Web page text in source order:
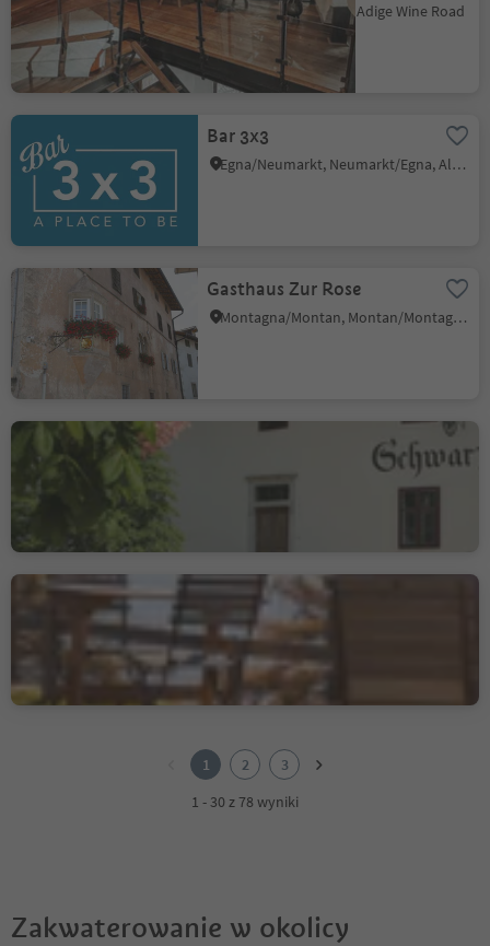
Salorno/Salurn, Alto Adige Wine Road
Bar 3x3
Egna/Neumarkt, Neumarkt/Egna, Alto Adige Wine Road
Gasthaus Zur Rose
Montagna/Montan, Montan/Montagna, Alto Adige Wine Road
Restaurant Schwarz Adler
Cortaccia s.S.d.V./Kurtatsch, Kurtatsch an der Weinstraße/Cortaccia sulla Strada del Vino, Alto Adige Wine Road
Albergo Zirmerhof
Redagno/Radein, Aldein/Aldino
1 2
3
1 - 30 z 78 wyniki
Zakwaterowanie w okolicy